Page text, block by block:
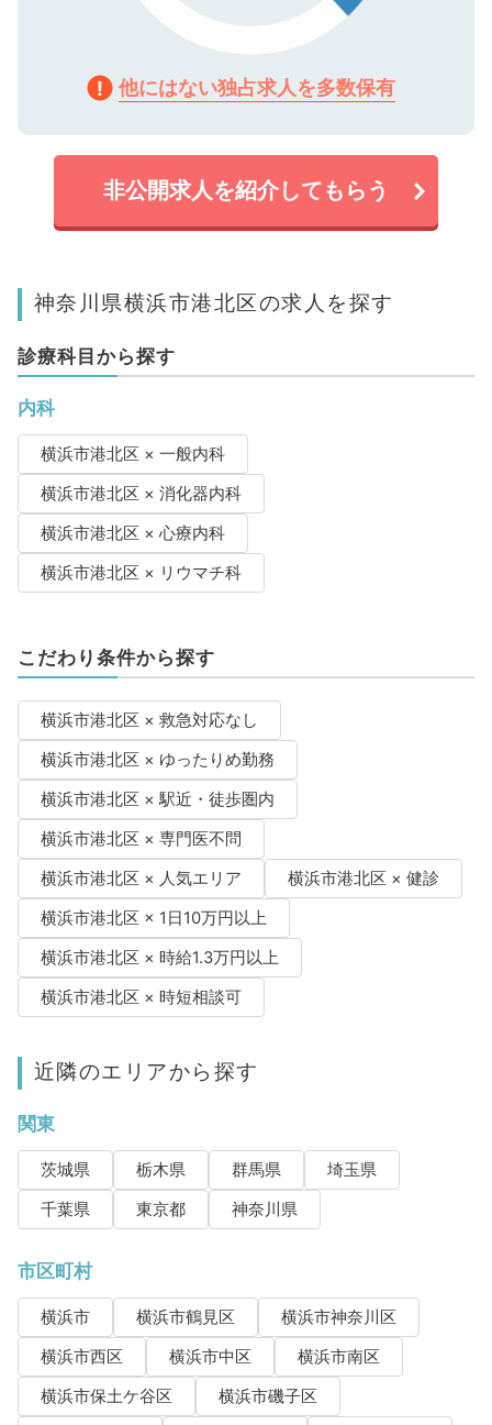
他にはない独占求人を多数保有
非公開求人を紹介してもらう
神奈川県横浜市港北区の求人を探す
診療科目から探す
内科
横浜市港北区 × 一般内科
横浜市港北区 × 消化器内科
横浜市港北区 × 心療内科
横浜市港北区 × リウマチ科
こだわり条件から探す
横浜市港北区 × 救急対応なし
横浜市港北区 × ゆったりめ勤務
横浜市港北区 × 駅近・徒歩圏内
横浜市港北区 × 専門医不問
横浜市港北区 × 人気エリア
横浜市港北区 × 健診
横浜市港北区 × 1日10万円以上
横浜市港北区 × 時給1.3万円以上
横浜市港北区 × 時短相談可
近隣のエリアから探す
関東
茨城県 栃木県 群馬県
埼玉県
千葉県
東京都 神奈川県
市区町村
横浜市 横浜市鶴見区
横浜市神奈川区
横浜市西区
横浜市中区
横浜市南区
横浜市保土ケ谷区
横浜市磯子区